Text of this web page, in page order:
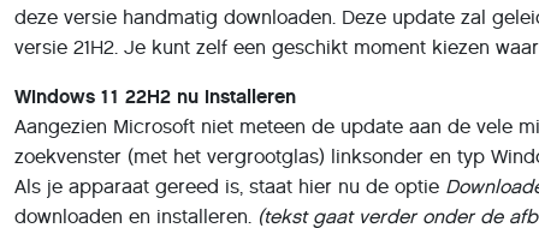
deze versie handmatig downloaden. Deze update zal
versie 21H2. Je kunt zelf een geschikt moment kiezen
Windows 11 22H2 nu installeren
Aangezien Microsoft niet meteen de update aan de vele
zoekvenster (met het vergrootglas) linksonder en typ
Als je apparaat gereed is, staat hier nu de optie
downloaden en installeren. (tekst gaat verder onder de